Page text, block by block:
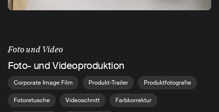
Foto und Video
Foto- und Videoproduktion
Corporate Image Film Produkt-Trailer Produktfotografie
Fotoretusche Videoschnitt Farbkorrektur